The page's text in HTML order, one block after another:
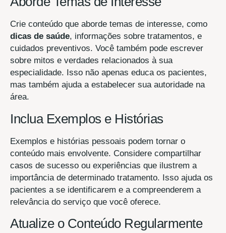
Crie conteúdo que aborde temas de interesse, como
dicas de saúde, informações sobre tratamentos, e
cuidados preventivos. Você também pode escrever
sobre mitos e verdades relacionados à sua
especialidade. Isso não apenas educa os pacientes,
mas também ajuda a estabelecer sua autoridade na
área.
Inclua Exemplos e Histórias
Exemplos e histórias pessoais podem tornar o
conteúdo mais envolvente. Considere compartilhar
casos de sucesso ou experiências que ilustrem a
importância de determinado tratamento. Isso ajuda os
pacientes a se identificarem e a compreenderem a
relevância do serviço que você oferece.
Atualize o Conteúdo Regularmente